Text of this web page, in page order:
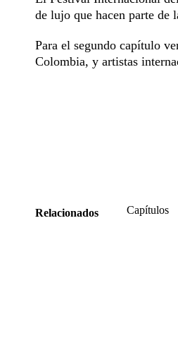
de lujo que hacen parte de
Para el segundo capítulo
Colombia, y artistas
Relacionados Capítulos